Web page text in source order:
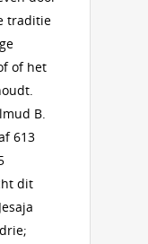
traditie
of het
B.
613
dit